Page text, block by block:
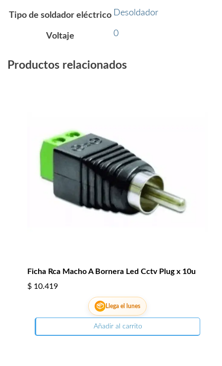
Tipo de soldador eléctrico Desoldador
Voltaje 0
Productos relacionados
Ficha Rca Macho A Bornera Led Cctv Plug x 10u
$ 10.419
📦 Llega el lunes
Añadir al carrito